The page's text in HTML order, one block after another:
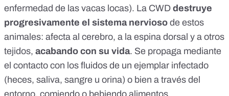
enfermedad de las vacas locas). La CWD destruye
progresivamente el sistema nervioso de estos
animales: afecta al cerebro, a la espina dorsal y a otros
tejidos, acabando con su vida. Se propaga mediante
el contacto con los fluidos de un ejemplar infectado
(heces, saliva, sangre u orina) o bien a través del